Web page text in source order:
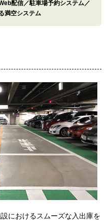
配信／駐車場予約システム／
満空システム
におけるスムーズな入出庫を